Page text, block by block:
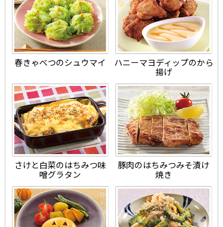
春きゃべつのシュウマイ
ハニーマヨディップのから
揚げ
さけと白菜のはちみつ味
噌グラタン
豚肉のはちみつみそ漬け
焼き